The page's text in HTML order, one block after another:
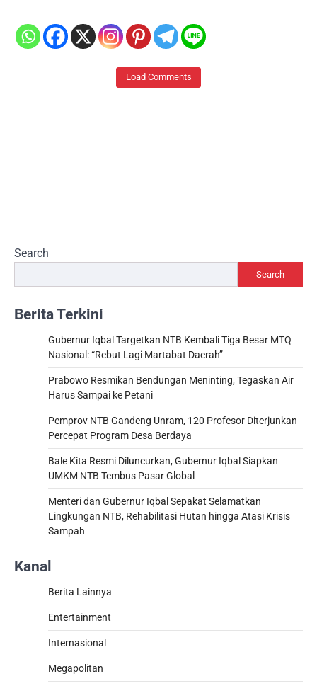
Load Comments
Search
Search
Berita Terkini
Gubernur Iqbal Targetkan NTB Kembali Tiga Besar MTQ
Nasional: “Rebut Lagi Martabat Daerah”
Prabowo Resmikan Bendungan Meninting, Tegaskan Air
Harus Sampai ke Petani
Pemprov NTB Gandeng Unram, 120 Profesor Diterjunkan
Percepat Program Desa Berdaya
Bale Kita Resmi Diluncurkan, Gubernur Iqbal Siapkan
UMKM NTB Tembus Pasar Global
Menteri dan Gubernur Iqbal Sepakat Selamatkan
Lingkungan NTB, Rehabilitasi Hutan hingga Atasi Krisis
Sampah
Kanal
Berita Lainnya
Entertainment
Internasional
Megapolitan